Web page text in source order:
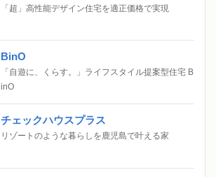
「超」高性能デザイン住宅を適正価格で実現
BinO
「自遊に、くらす。」ライフスタイル提案型住宅 B
inO
チェックハウスプラス
リゾートのような暮らしを鹿児島で叶える家